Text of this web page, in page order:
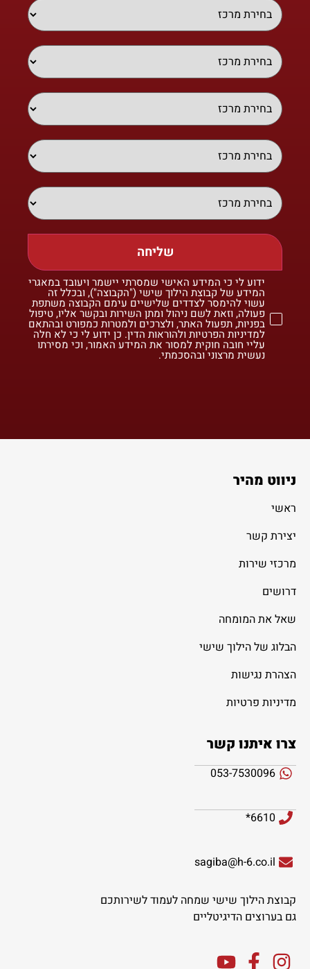
שליחה
ידוע לי כי המידע האישי שמסרתי יישמר ויעובד במאגרי
המידע של קבוצת הילוך שישי ("הקבוצה"), ובכלל זה
עשוי להימסר לצדדים שלישיים עימם הקבוצה משתפת
פעולה, וזאת לשם ניהול ומתן השירות ובקשר אליו, טיפול
בפניות, תפעול האתר, ולצרכים ולמטרות כמפורט ובהתאם
למדיניות הפרטיות ולהוראות הדין. כן ידוע לי כי לא חלה
עליי חובה חוקית למסור את המידע האמור, וכי מסירתו
נעשית מרצוני ובהסכמתי.
ניווט מהיר
ראשי
יצירת קשר
מרכזי שירות
דרושים
שאל את המומחה
הבלוג של הילוך שישי
הצהרת נגישות
מדיניות פרטיות
צרו איתנו קשר
053-7530096
6610*
sagiba@h-6.co.il
קבוצת הילוך שישי שמחה לעמוד לשירותכם
גם בערוצים הדיגיטליים